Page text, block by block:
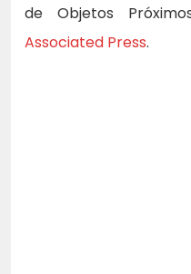
de Objetos
Associated Press.